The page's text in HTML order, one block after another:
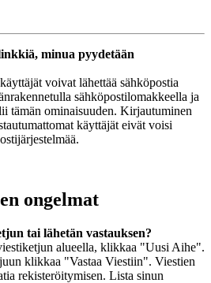
minua pyydetään
voivat lähettää sähköpostia
sähköpostilomakkeella ja
tämän ominaisuuden. Kirjautuminen
käyttäjät eivät voisi
ongelmat
tai lähetän vastauksen?
alueella, klikkaa "Uusi Aihe".
klikkaa "Vastaa Viestiin". Viestien
rekisteröitymisen. Lista sinun